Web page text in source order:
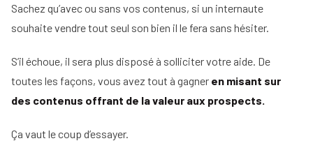
Sachez qu’avec ou sans vos contenus, si un internaute
souhaite vendre tout seul son bien il le fera sans hésiter.
S’il échoue, il sera plus disposé à solliciter votre aide. De
toutes les façons, vous avez tout à gagner en misant sur
des contenus offrant de la valeur aux prospects.
Ça vaut le coup d’essayer.